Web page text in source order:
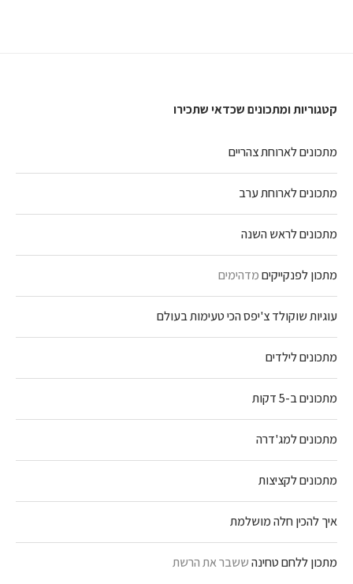
קטגוריות ומתכונים שכדאי שתכירו
מתכונים לארוחת צהריים
מתכונים לארוחת ערב
מתכונים לראש השנה
מתכון לפנקייקיםמדהימים
עוגיות שוקולד צ'יפס הכי טעימות בעולם
מתכונים לילדים
מתכונים ב-5 דקות
מתכונים למג'דרה
מתכונים לקציצות
איך להכין חלה מושלמת
מתכון ללחם טחינהששבר את הרשת